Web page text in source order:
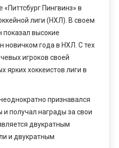
Пингвинз» в
лиги (НХЛ). В своем
высокие
новичком года в НХЛ. С тех
игроков своей
ярких хоккеистов лиги в
признавался
получал награды за свои
двукратным
и двукратным